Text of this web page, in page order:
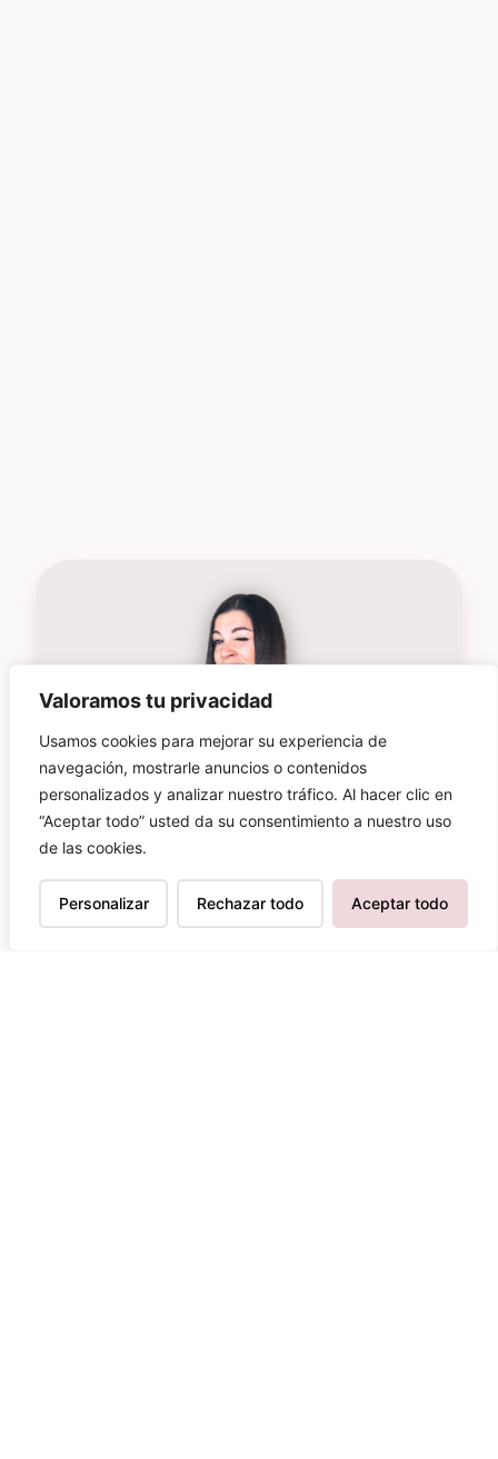
Valoramos tu privacidad
Usamos cookies para mejorar su experiencia de
navegación, mostrarle anuncios o contenidos
personalizados y analizar nuestro tráfico. Al hacer clic en
“Aceptar todo” usted da su consentimiento a nuestro uso
de las cookies.
Personalizar Rechazar todo Aceptar todo
Suscríbete para estar al día de
las novedades
Más de70.000 personasya son parte de